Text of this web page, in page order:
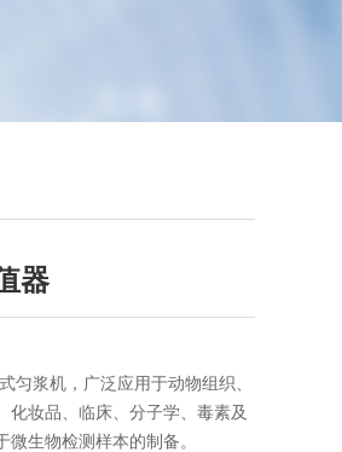
器
匀浆机，广泛应用于动物组织、
化妆品、临床、分子学、毒素及
生物检测样本的制备。